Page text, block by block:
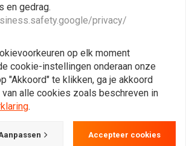
en gedrag.
privacy/
op elk moment
cookie-instellingen onderaan onze
"Akkoord" te klikken, ga je akkoord
alle cookies zoals beschreven in
.
Accepteer cookies